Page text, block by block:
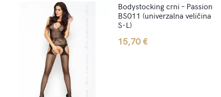
Bodystocking crni – Passion
BS011 (univerzalna veličina
S-L)
15,70€